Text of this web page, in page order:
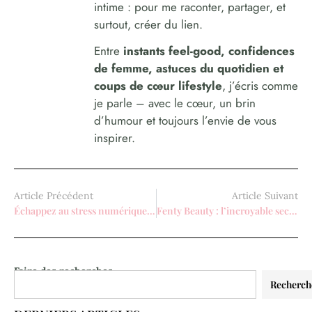
Faire des recherches
intime : pour me raconter, partager, et
surtout, créer du lien.
Entre instants feel-good, confidences
de femme, astuces du quotidien et
coups de cœur lifestyle, j’écris comme
je parle – avec le cœur, un brin
d’humour et toujours l’envie de vous
inspirer.
Article Précédent
Échappez au stress numérique : déconnexion simple et sereine de Vinted
Article Suivant
Fenty Beauty : l’incroyable secret pour un regard frais et éclatant